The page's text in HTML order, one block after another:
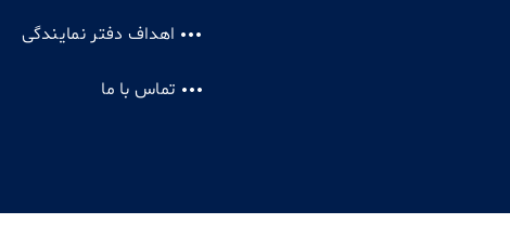
اهداف دفتر نمایندگی
تماس با ما